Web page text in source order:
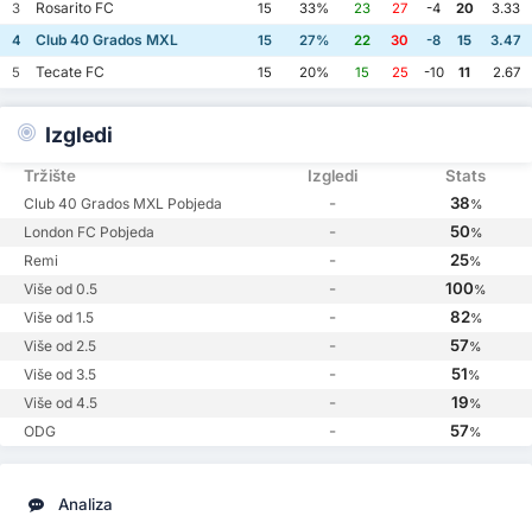
3
Rosarito FC 15 33% 23 27 -4 20
3.33
4
Club 40 Grados MXL 15 27% 22 30 -8 15
3.47
5
Tecate FC 15 20% 15 25 -10 11 2.67
Izgledi
Tržište Izgledi Stats
Club 40 Grados MXL Pobjeda - 38%
London FC Pobjeda - 50%
Remi - 25%
Više od 0.5 - 100%
Više od 1.5 - 82%
Više od 2.5 - 57%
Više od 3.5 - 51%
Više od 4.5 - 19%
ODG - 57%
Analiza